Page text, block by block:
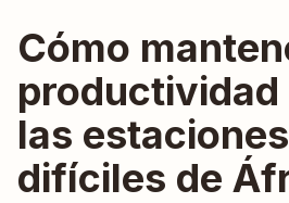
Cómo
las
difíciles de